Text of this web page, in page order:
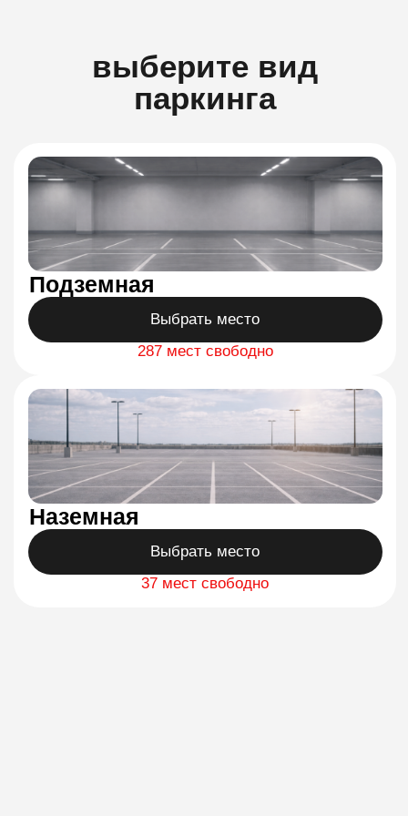
паркинга
Подземная
Выбрать место
287 мест свободно
Выбрать место
37 мест свободно